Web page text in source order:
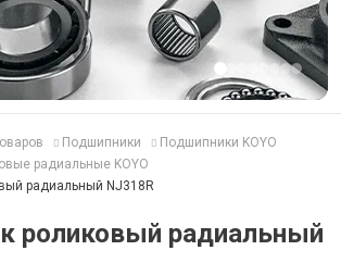
Подшипники
Подшипники KOYO
радиальные KOYO
радиальный NJ318R
роликовый радиальный